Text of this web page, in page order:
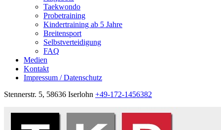
Taekwondo
Probetraining
Kindertraining ab 5 Jahre
Breitensport
Selbstverteidigung
FAQ
Medien
Kontakt
Impressum / Datenschutz
Stennerstr. 5, 58636 Iserlohn +49-172-1456382